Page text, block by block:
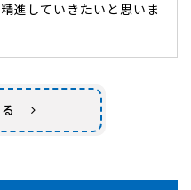
進していきたいと思いま